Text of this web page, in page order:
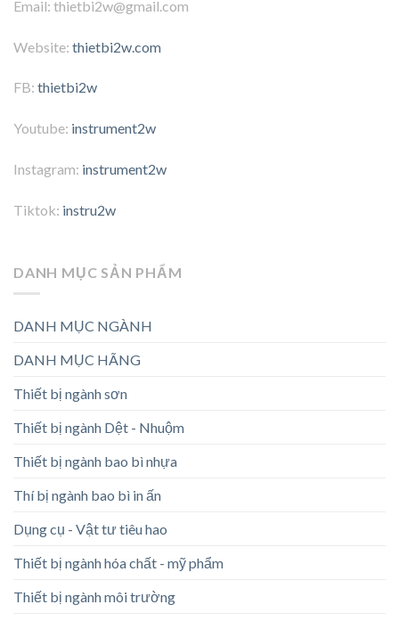
Email: thietbi2w@gmail.com
Website: thietbi2w.com
FB: thietbi2w
Youtube: instrument2w
Instagram: instrument2w
Tiktok: instru2w
DANH MỤC SẢN PHẨM
DANH MỤC NGÀNH
DANH MỤC HÃNG
Thiết bị ngành sơn
Thiết bị ngành Dệt - Nhuộm
Thiết bị ngành bao bì nhựa
Thí bị ngành bao bì in ấn
Dụng cụ - Vật tư tiêu hao
Thiết bị ngành hóa chất - mỹ phẩm
Thiết bị ngành môi trường